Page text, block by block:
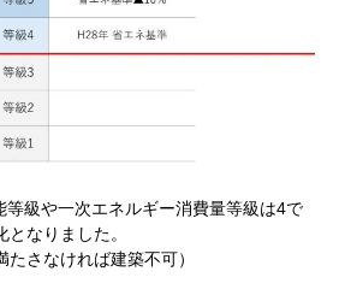
等級や一次エネルギー消費量等級は4で
なりました。
たさなければ建築不可）